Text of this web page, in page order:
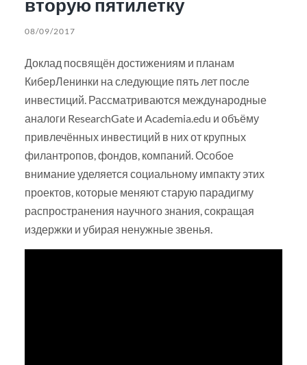
вторую пятилетку
08/09/2017
Доклад посвящён достижениям и планам
КиберЛенинки на следующие пять лет после
инвестиций. Рассматриваются международные
аналоги ResearchGate и Academia.edu и объёму
привлечённых инвестиций в них от крупных
филантропов, фондов, компаний. Особое
внимание уделяется социальному импакту этих
проектов, которые меняют старую парадигму
распространения научного знания, сокращая
издержки и убирая ненужные звенья.